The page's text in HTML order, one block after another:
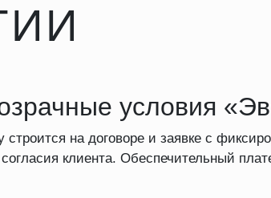
условия
строится на договоре и заявке с
согласия клиента. Обеспечительный